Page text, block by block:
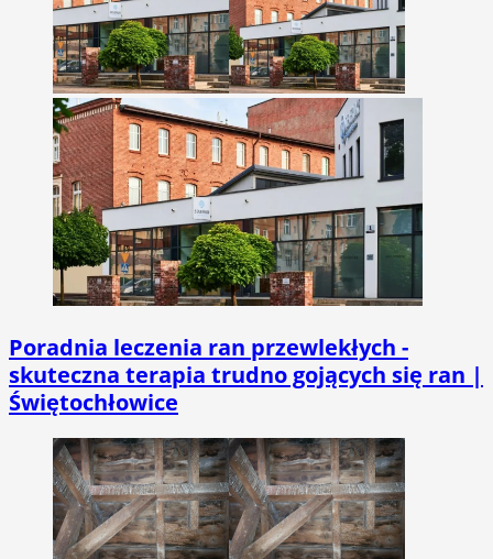
Poradnia leczenia ran przewlekłych -
skuteczna terapia trudno gojących się ran |
Świętochłowice